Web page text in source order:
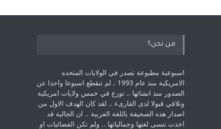
من نحن؟
اسبوعية مطبوعة تصدر في الولايات المتحده
الامريكية منذ عام 1993 ، لم ‏تنقطع اسبوعا واحدا عن
الصدور منذ انشائها .. توزع في خمس ولايات امريكية
‏وتلاقي قبولا لدى القارىء ..‏ لقد كان الهدف الاول من
اصدار هذه الصحيفة باللغة العربية .. ان الجالية قد
اخذت ‏تنسى لغتها وجمالياتها .. ولم تكن الفضائيات او